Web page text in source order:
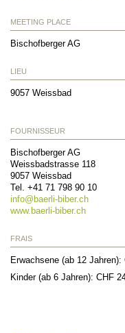
MEETING PLACE
Bischofberger AG
LIEU
9057 Weissbad
FOURNISSEUR
Bischofberger AG
Weissbadstrasse 118
9057 Weissbad
Tel. +41 71 798 90 10
info@ baerli-biber.ch
www.baerli-biber.ch
FRAIS
Erwachsene (ab 12 Jahren):
Kinder (ab 6 Jahren): CHF